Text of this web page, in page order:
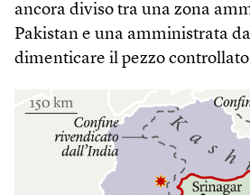
ancora diviso tra una zona
Pakistan e una amministrata
dimenticare il pezzo